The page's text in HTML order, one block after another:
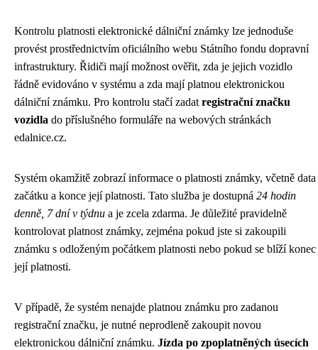
Kontrolu platnosti elektronické dálniční známky lze jednoduše
provést prostřednictvím oficiálního webu Státního fondu dopravní
infrastruktury. Řidiči mají možnost ověřit, zda je jejich vozidlo
řádně evidováno v systému a zda mají platnou elektronickou
dálniční známku. Pro kontrolu stačí zadat registrační značku
vozidla do příslušného formuláře na webových stránkách
edalnice.cz.
Systém okamžitě zobrazí informace o platnosti známky, včetně data
začátku a konce její platnosti. Tato služba je dostupná 24 hodin
denně, 7 dní v týdnu a je zcela zdarma. Je důležité pravidelně
kontrolovat platnost známky, zejména pokud jste si zakoupili
známku s odloženým počátkem platnosti nebo pokud se blíží konec
její platnosti.
V případě, že systém nenajde platnou známku pro zadanou
registrační značku, je nutné neprodleně zakoupit novou
elektronickou dálniční známku. Jízda po zpoplatněných úsecích